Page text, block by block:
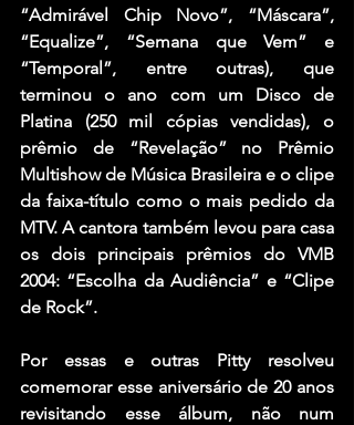
“Admirável Chip Novo”, “Máscara”,
“Equalize”, “Semana que Vem” e
“Temporal”, entre outras), que
terminou o ano com um Disco de
Platina (250 mil cópias vendidas), o
prêmio de “Revelação” no Prêmio
Multishow de Música Brasileira e o clipe
da faixa-título como o mais pedido da
MTV. A cantora também levou para casa
os dois principais prêmios do VMB
2004: “Escolha da Audiência” e “Clipe
de Rock”.
Por essas e outras Pitty resolveu
comemorar esse aniversário de 20 anos
revisitando esse álbum, não num